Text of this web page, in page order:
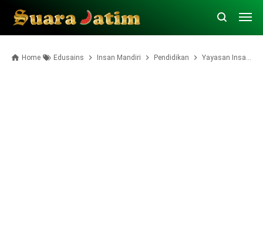
Home Edusains Insan Mandiri Pendidikan Yayasan Insan Mandiri Gelar Miracle Muharram 2024: Lomba Puisi, Mewarnai, dan Banyak Hadiah